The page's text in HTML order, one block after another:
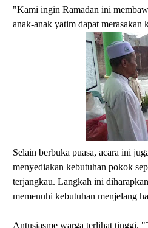
"Kami ingin Ramadan ini
anak-anak yatim dapat merasakan
Selain berbuka puasa, acara ini
menyediakan kebutuhan pokok
terjangkau. Langkah ini
memenuhi kebutuhan menjelang
Antusiasme warga terlihat tinggi.